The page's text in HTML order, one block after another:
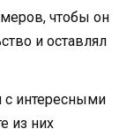
чтобы он
и оставлял
с интересными
из них